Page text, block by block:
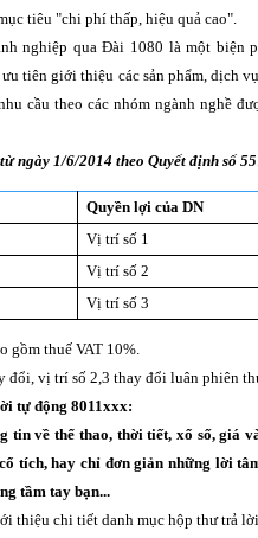
tiêu "chi phí thấp, hiệu quả cao".
nghiệp qua Ðài 1080 là một biện
tiên giới thiệu các sản phẩm, dịch
cầu theo các nhóm ngành nghề
ngày 1/6/2014 theo Quyết định số
Quyền lợi của DN
Vị trí số 1
Vị trí số 2
Vị trí số 3
gồm thuế VAT 10%.
vị trí số 2,3 thay đổi luân phiên thứ
tự động 8011xxx:
tin về thể thao, thời tiết, xổ số, giá
tích, hay chỉ đơn giản những lời
tầm tay bạn...
thiệu chi tiết danh mục hộp thư trả